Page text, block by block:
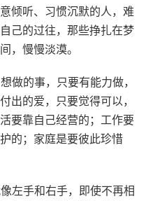
倾听、习惯沉默的人，难
己的过往，那些挣扎在梦
，慢慢淡漠。
做的事，只要有能力做，
出的爱，只要觉得可以，
要靠自己经营的；工作要
的；家庭是要彼此珍惜
左手和右手，即使不再相